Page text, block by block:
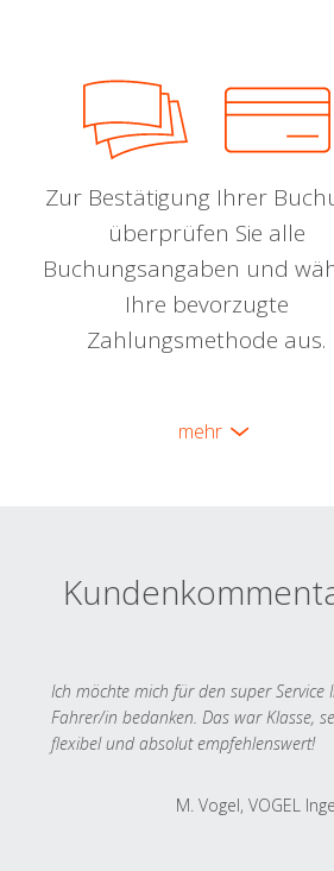
Zur Bestätigung Ihrer
überprüfen Sie alle
Buchungsangaben und
Ihre bevorzugte
Zahlungsmethode aus.
mehr
Ich möchte mich für den super Service
Fahrer/in bedanken. Das war Klasse,
flexibel und absolut empfehlenswert!
M. Vogel, VOGEL